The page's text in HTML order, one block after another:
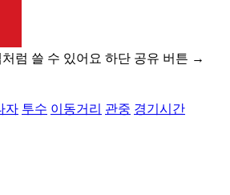
럼 쓸 수 있어요 하단 공유 버튼 →
자 투수 이동거리 관중 경기시간